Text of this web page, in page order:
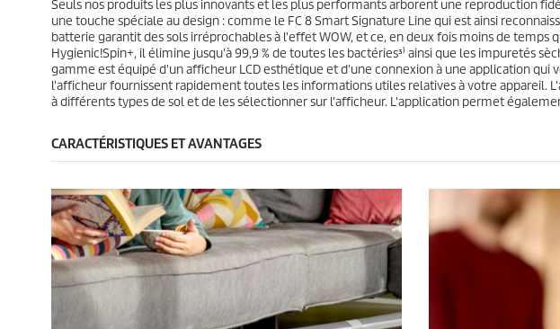
t3
5
a
v
i
s
t4
0
a
v
i
s
Seuls nos produits les plus innovants et les plus performants arborent une reproduction
une touche spéciale au design : comme le FC 8 Smart Signature Line qui est ainsi
batterie garantit des sols irréprochables à l'effet WOW, et ce, en deux fois moins de
Hygienic!Spin+, il élimine jusqu'à 99,9 % de toutes les bactéries³⁾ ainsi que les impuretés
gamme est équipé d'un afficheur LCD esthétique et d'une connexion à une application
l'afficheur fournissent rapidement toutes les informations utiles relatives à votre
à différents types de sol et de les sélectionner sur l'afficheur. L'application permet
CARACTÉRISTIQUES ET AVANTAGES